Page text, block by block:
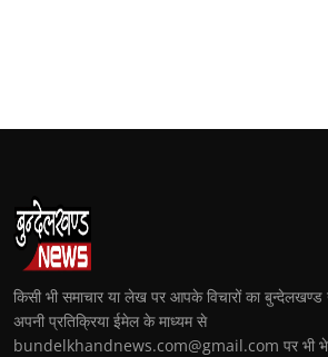
किसी भी समाचार या लेख पर आपके विचारों का
अपनी प्रतिक्रिया ईमेल के माध्यम से
bundelkhandnews.com@gmail.com पर भी